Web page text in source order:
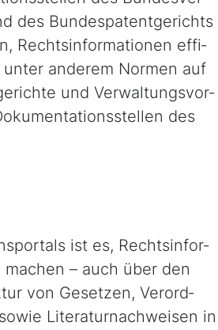
des Bundespatentgerichts
Rechtsinformationen ef­fi­
anderem Normen auf
und Ver­wal­tungs­vor­
des
ist es, Rechts­in­for­
– auch über den
von Gesetzen, Ver­ord­
Literaturnachweisen in